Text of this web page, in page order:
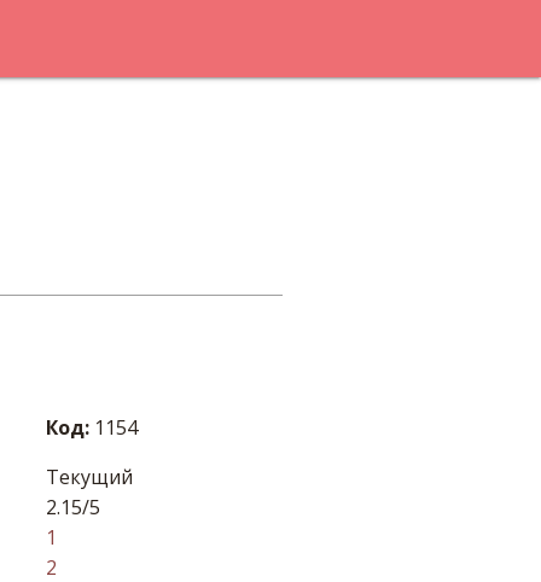
Код: 1154
Текущий
2.15/5
1
2